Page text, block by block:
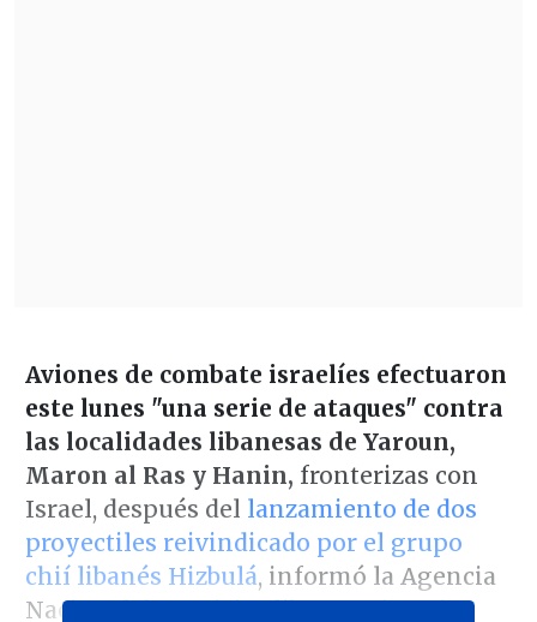
Aviones de combate israelíes efectuaron
este lunes "una serie de ataques" contra
las localidades libanesas de Yaroun,
Maron al Ras y Hanin, fronterizas con
Israel, después del lanzamiento de dos
proyectiles reivindicado por el grupo
chií libanés Hizbulá, informó la Agencia
Nacional de Noticias libanesa (ANN).